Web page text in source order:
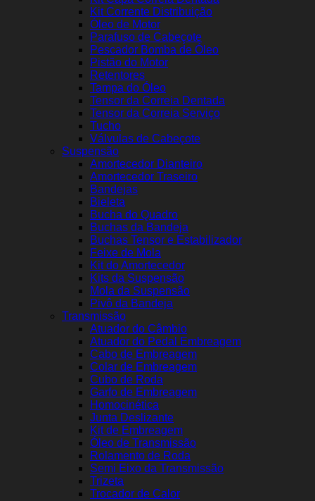
Kit Corrente Distribuição
Óleo de Motor
Parafuso de Cabeçote
Pescador Bomba de Óleo
Pistão do Motor
Retentores
Tampa do Óleo
Tensor da Correia Dentada
Tensor da Correia Serviço
Tucho
Válvulas de Cabeçote
Suspensão
Amortecedor Dianteiro
Amortecedor Traseiro
Bandejas
Bieleta
Bucha do Quadro
Buchas da Bandeja
Buchas Tensor e Estabilizador
Feixe de Mola
Kit do Amortecedor
Kits da Suspensão
Mola da Suspensão
Pivô da Bandeja
Transmissão
Atuador do Câmbio
Atuador do Pedal Embreagem
Cabo de Embreagem
Colar de Embreagem
Cubo de Roda
Garfo de Embreagem
Homocinética
Junta Deslizante
Kit de Embreagem
Óleo de Transmissão
Rolamento de Roda
Semi Eixo da Transmissão
Trizeta
Trocador de Calor